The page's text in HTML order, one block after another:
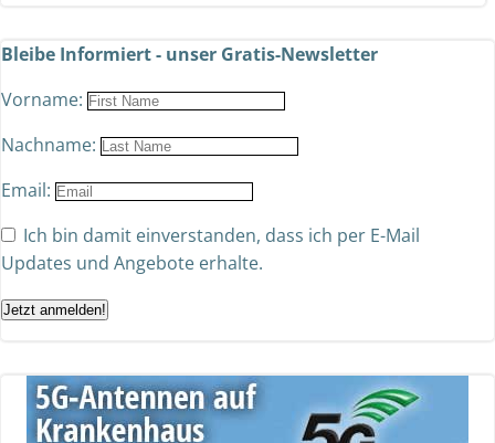
Bleibe Informiert - unser Gratis-Newsletter
Vorname:
Nachname:
Email:
Ich bin damit einverstanden, dass ich per E-Mail
Updates und Angebote erhalte.
Jetzt anmelden!